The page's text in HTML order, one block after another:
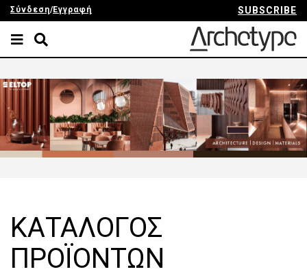
Σύνδεση/Εγγραφή SUBSCRIBE
ΚΑΤΑΛΟΓΟΣ
ΠΡΟΪΟΝΤΩΝ